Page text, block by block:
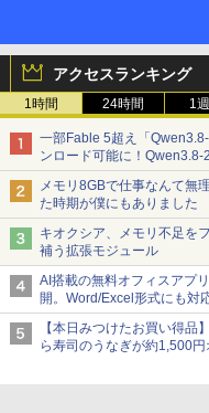
アクセスランキング
1時間 24時間 1
一部Fable 5超え「
ンロード可能に！Qwen3.8-
メモリ8GBで仕事なんて
た時期が僕にもありました
キオクシア、メモリ不足を
補う拡張モジュール
AI搭載の無料オフィスアプ
開。Word/Excel形式にも対
【本日みつけたお買い得品
ら寿司のうなぎが約1,500円